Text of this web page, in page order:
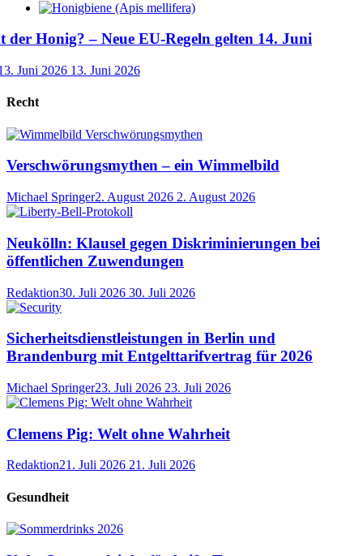
der Honig? – Neue EU-Regeln gelten 14. Juni
Juni 2026 13. Juni 2026
Recht
Verschwörungsmythen – ein Wimmelbild
Michael Springer2. August 2026 2. August 2026
Neukölln: Klausel gegen Diskriminierungen bei
öffentlichen Zuwendungen
Redaktion30. Juli 2026 30. Juli 2026
Sicherheitsdienstleistungen in Berlin und
Brandenburg mit Entgelttarifvertrag für 2026
Michael Springer23. Juli 2026 23. Juli 2026
Clemens Pig: Welt ohne Wahrheit
Redaktion21. Juli 2026 21. Juli 2026
Gesundheit